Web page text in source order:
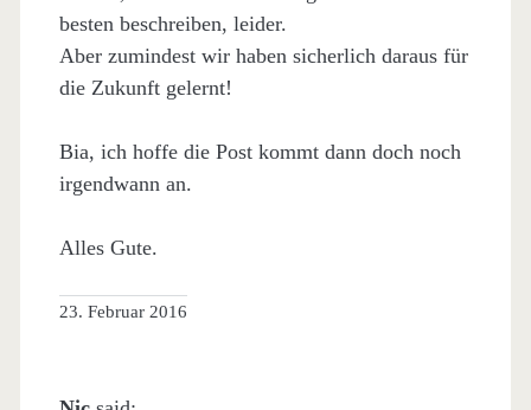
besten beschreiben, leider.
Aber zumindest wir haben sicherlich daraus für
die Zukunft gelernt!
Bia, ich hoffe die Post kommt dann doch noch
irgendwann an.
Alles Gute.
23. Februar 2016